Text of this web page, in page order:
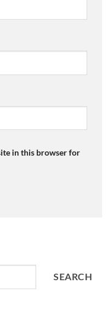
in this browser for
SEARCH